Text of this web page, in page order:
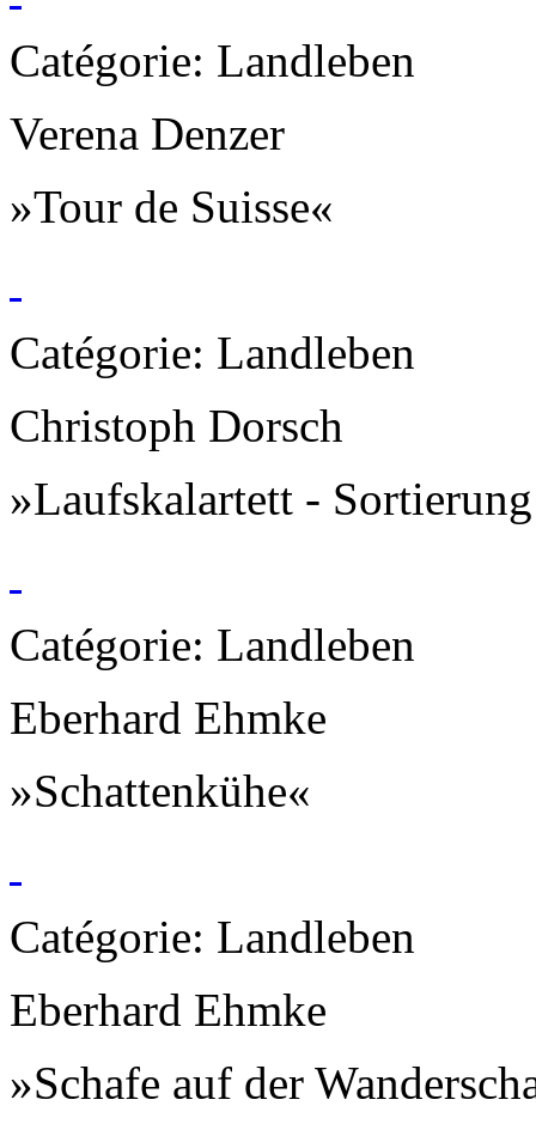
Catégorie: Landleben
Verena Denzer
»Tour de Suisse«
Catégorie: Landleben
Christoph Dorsch
»Laufskalartett -
Catégorie: Landleben
Eberhard Ehmke
»Schattenkühe«
Catégorie: Landleben
Eberhard Ehmke
»Schafe auf der